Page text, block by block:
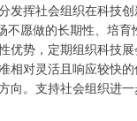
挥社会组织在科技创
不愿做的长期性、培
势，定期组织科技
对灵活且响应较快
向。支持社会组织进